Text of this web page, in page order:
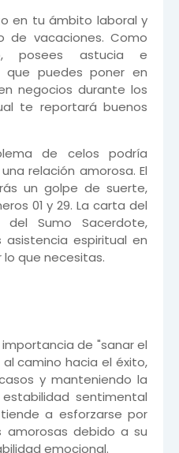
en tu ámbito laboral y
de vacaciones. Como
posees astucia e
que puedes poner en
negocios durante los
te reportará buenos
de celos podría
relación amorosa. El
un golpe de suerte,
01 y 29. La carta del
Sumo Sacerdote,
asistencia espiritual en
que necesitas.
de "sanar el
camino hacia el éxito,
y manteniendo la
sentimental
a esforzarse por
amorosas debido a su
emocional.